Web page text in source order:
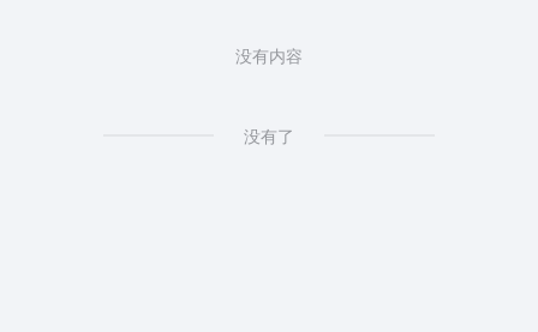
没有内容
没有了